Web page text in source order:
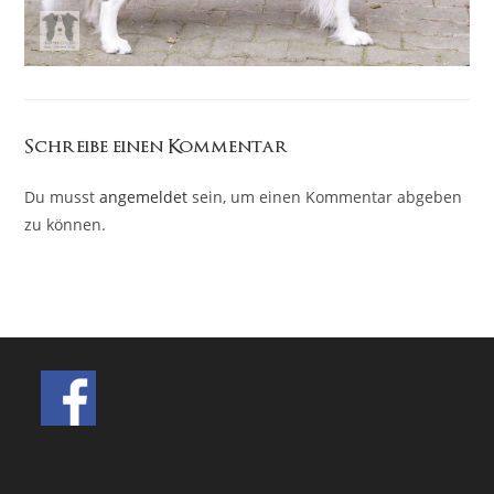
Schreibe einen Kommentar
Du musstangemeldet sein, um einen Kommentar abgeben
zu können.